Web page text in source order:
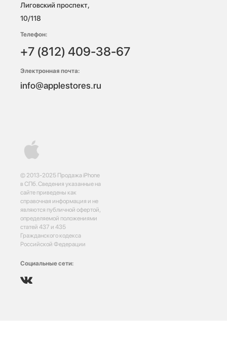
© 2013-2025 Продажа iPhone
в СПб. Сведения указанные на
сайте приведены как
справочная информация и не
являются публичной офертой,
определяемой положениями
статей 437 и 435
Гражданского кодекса
Российской Федерации
Социальные сети:
Лиговский проспект,
10/118
Телефон:
+7 (812) 409-38-67
Электронная почта:
info@applestores.ru